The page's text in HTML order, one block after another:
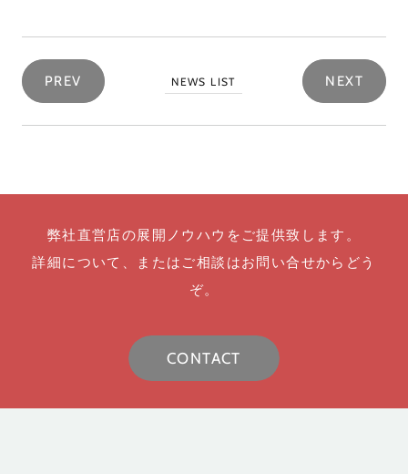
PREV NEWS LIST NEXT
弊社直営店の展開ノウハウをご提供致します。
詳細について、またはご相談はお問い合せからどう
ぞ。
CONTACT